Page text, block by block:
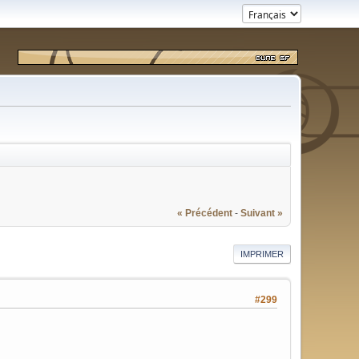
« Précédent - Suivant »
IMPRIMER
#299